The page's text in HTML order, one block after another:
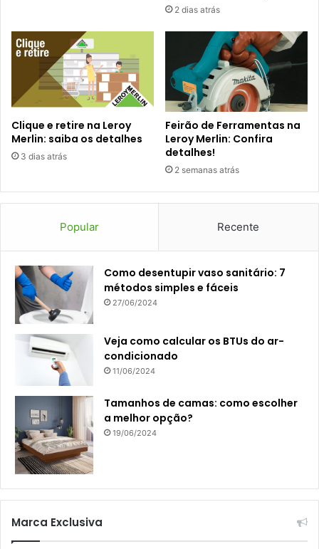
2 dias atrás
Clique e retire na Leroy
Merlin: saiba os detalhes
3 dias atrás
Feirão de Ferramentas na
Leroy Merlin: Confira
detalhes!
2 semanas atrás
Popular Recente
Como desentupir vaso sanitário: 7
métodos simples e fáceis
27/06/2024
Veja como calcular os BTUs do ar-
condicionado
11/06/2024
Tamanhos de camas: como escolher
a melhor opção?
19/06/2024
Marca Exclusiva